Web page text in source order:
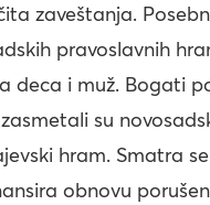
zaveštanja.
pravoslavnih
deca i muž. Bogati
su
hram. Smatra
obnovu